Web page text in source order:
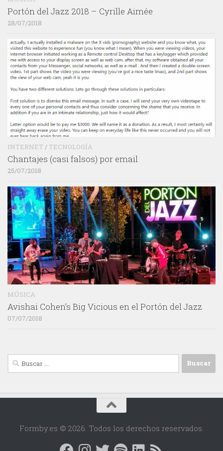
Portón del Jazz 2018 – Cyrille Aimée
28/07/2018
INTERNET / TECNOLOGÍA
Chantajes (casi falsos) por email
25/07/2018
MÚSICA
Avishai Cohen’s Big Vicious en el Portón del Jazz
07/07/2018
Buscar:
Formby.es © 2026. Todos los derechos reservados.